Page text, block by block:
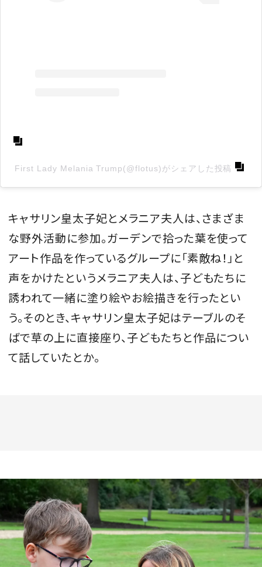
First Lady Melania Trump(@flotus)がシェアした投稿
キャサリン皇太子妃とメラニア夫人は、さまざま
な野外活動に参加。ガーデンで拾った葉を使って
アート作品を作っているグループに「素敵ね！」と
声をかけたというメラニア夫人は、子どもたちに
誘われて一緒に塗り絵やお絵描きを行ったとい
う。そのとき、キャサリン皇太子妃はテーブルのそ
ばで草の上に直接座り、子どもたちと作品につい
て話していたとか。